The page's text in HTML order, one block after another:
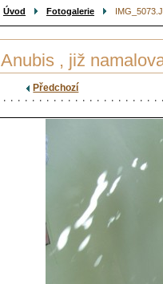
Úvod Fotogalerie
Anubis , již
Předchozí